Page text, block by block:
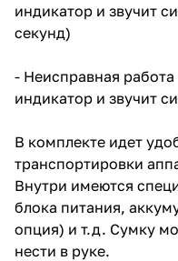
индикатор и звучит
секунд)
- Неисправная работа
индикатор и звучит
В комплекте идет
транспортировки
Внутри имеются
блока питания,
опция) и т.д. Сумку
нести в руке.